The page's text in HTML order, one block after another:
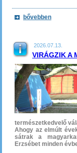
bővebben
2026.07.13.
VIRÁGZIK A
természetkedvelő
Ahogy az elmúlt
sátrak a
Erzsébet minden